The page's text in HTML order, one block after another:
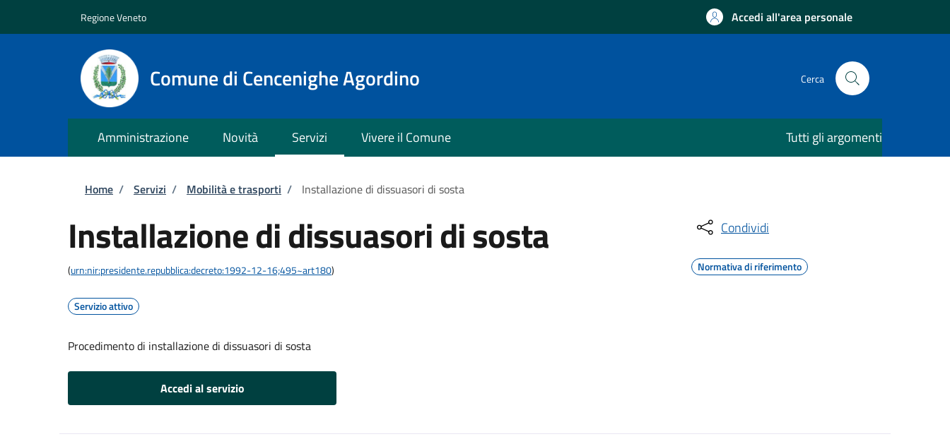
Regione Veneto Accedi all'area personale
Comune di Cencenighe Agordino Cerca
Amministrazione Novità Servizi Vivere il Comune Tutti gli argomenti
Briciole di pane
Home / Servizi / Mobilità e trasporti / Installazione di dissuasori di sosta
Installazione di dissuasori di sosta
(urn:nir:presidente.repubblica:decreto:1992-12-16;495~art180)
Servizio attivo
Procedimento di installazione di dissuasori di sosta
Accedi al servizio
Condividi
Normativa di riferimento